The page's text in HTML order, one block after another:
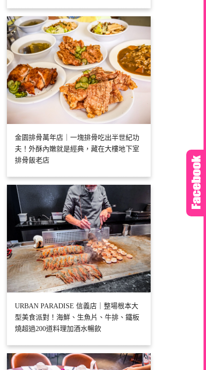
金園排骨萬年店｜一塊排骨吃出半世紀功
夫！外酥內嫩就是經典，藏在大樓地下室
排骨飯老店
URBAN PARADISE 信義店｜整場根本大
型美食派對！海鮮、生魚片、牛排、鐵板
燒超過200道料理加酒水暢飲